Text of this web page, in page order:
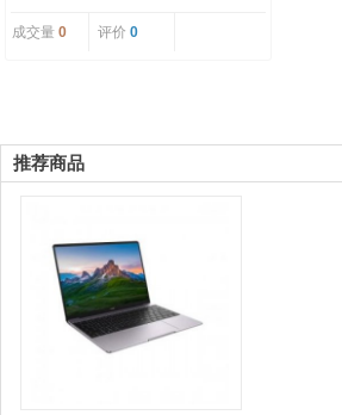
成交量 0 评价 0
推荐商品